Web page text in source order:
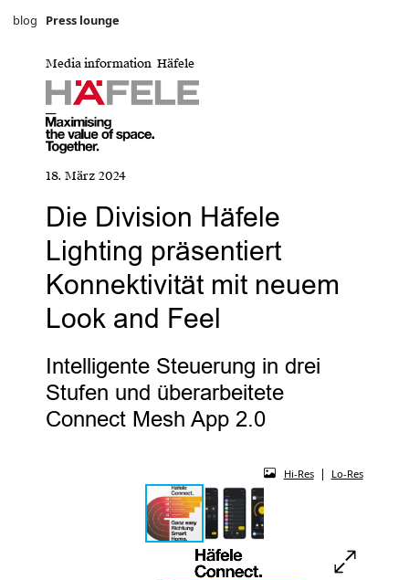
blog Press lounge
Media information Häfele
18. März 2024
Die Division Häfele
Lighting präsentiert
Konnektivität mit neuem
Look and Feel
Intelligente Steuerung in drei
Stufen und überarbeitete
Connect Mesh App 2.0
Hi-Res| Lo-Res